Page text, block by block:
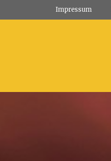
Impressum